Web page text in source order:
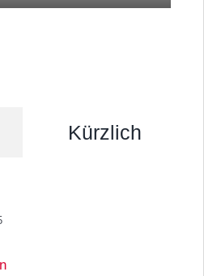
Kürzlich